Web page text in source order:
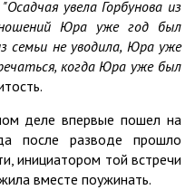
увела Горбунова из
Юра уже год был
семьи не уводила, Юра уже
когда Юра уже был
деле впервые пошел на
после разводе прошло
инициатором той встречи
вместе поужинать.